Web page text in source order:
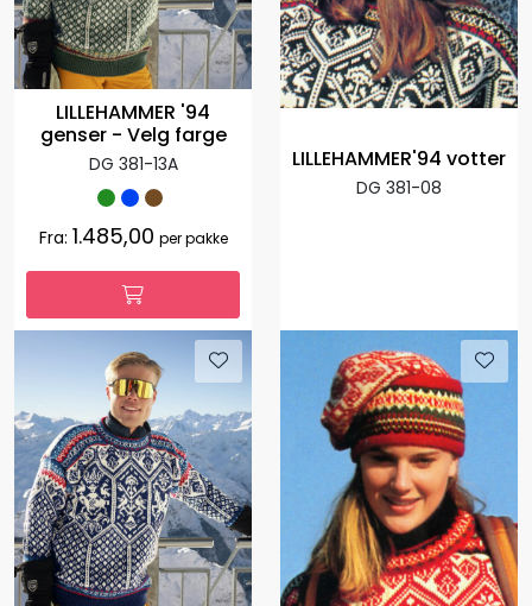
LILLEHAMMER '94
genser - Velg farge
DG 381-13A
Fra: 1.485,00 per pakke
LILLEHAMMER'94 votter
DG 381-08